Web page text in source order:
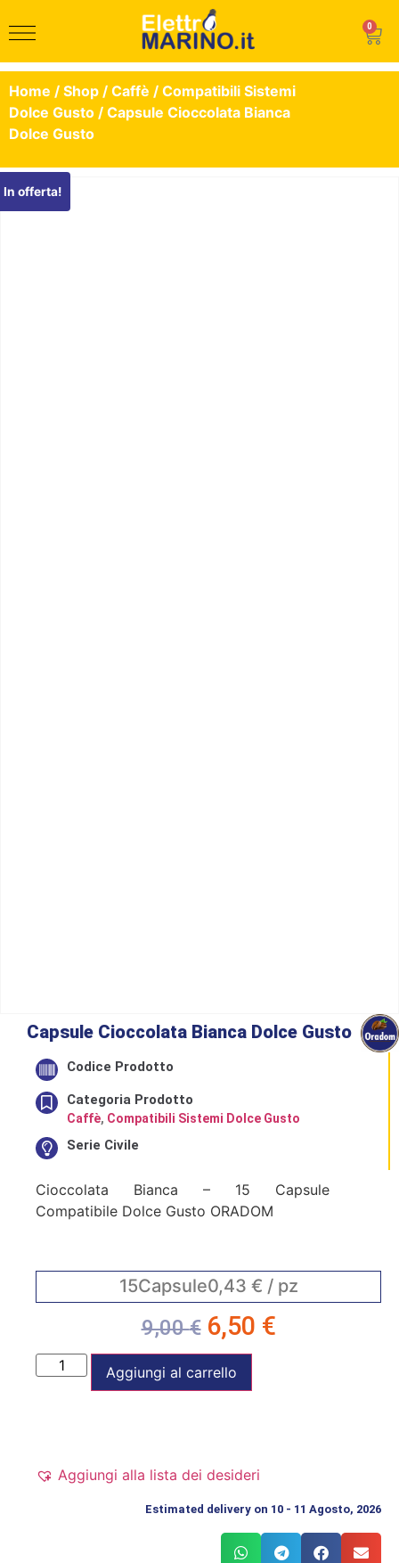
0
Home / Shop / Caffè / Compatibili Sistemi
Dolce Gusto / Capsule Cioccolata Bianca
Dolce Gusto
In offerta!
Capsule Cioccolata Bianca Dolce Gusto
Codice Prodotto
Categoria Prodotto
Caffè, Compatibili Sistemi Dolce Gusto
Serie Civile
Cioccolata Bianca – 15 Capsule
Compatibile Dolce Gusto ORADOM
15Capsule0,43 € / pz
9,00€ 6,50 €
Aggiungi al carrello
Aggiungi alla lista dei desideri
Estimated delivery on 10 - 11 Agosto, 2026